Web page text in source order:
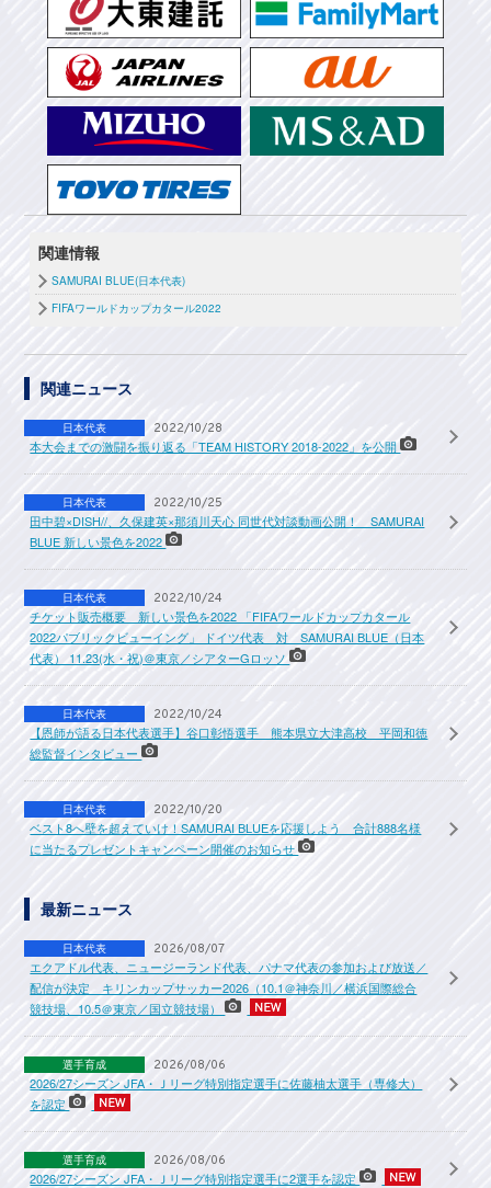
関連情報
SAMURAI BLUE(日本代表)
FIFAワールドカップカタール2022
関連ニュース
日本代表 2022/10/28
本大会までの激闘を振り返る「TEAM HISTORY 2018-2022」を公開
日本代表 2022/10/25
田中碧×DISH//、久保建英×那須川天心 同世代対談動画公開！ SAMURAI
BLUE 新しい景色を2022
日本代表 2022/10/24
チケット販売概要 新しい景色を2022 「FIFAワールドカップカタール
2022パブリックビューイング」 ドイツ代表 対 SAMURAI BLUE（日本
代表） 11.23(水・祝)＠東京／シアターGロッソ
日本代表 2022/10/24
【恩師が語る日本代表選手】谷口彰悟選手 熊本県立大津高校 平岡和徳
総監督インタビュー
日本代表 2022/10/20
ベスト8へ壁を超えていけ！SAMURAI BLUEを応援しよう 合計888名様
に当たるプレゼントキャンペーン開催のお知らせ
最新ニュース
日本代表 2026/08/07
エクアドル代表、ニュージーランド代表、パナマ代表の参加および放送／
配信が決定 キリンカップサッカー2026（10.1＠神奈川／横浜国際総合
競技場、10.5＠東京／国立競技場）
選手育成 2026/08/06
2026/27シーズン JFA・Ｊリーグ特別指定選手に佐藤柚太選手（専修大）
を認定
選手育成 2026/08/06
2026/27シーズン JFA・Ｊリーグ特別指定選手に2選手を認定